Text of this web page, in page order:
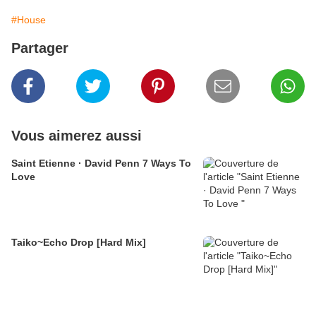
#House
Partager
Vous aimerez aussi
Saint Etienne · David Penn 7 Ways To
Love
Taiko~Echo Drop [Hard Mix]